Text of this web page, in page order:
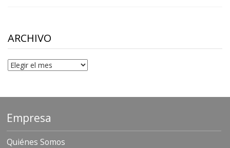
ARCHIVO
Archivo
Empresa
Quiénes Somos